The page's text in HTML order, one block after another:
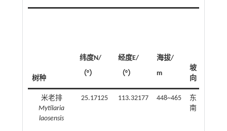
树种
纬度N/
（°）
经度E/
（°）
海拔/
m
坡
向
米老排
Mytilaria
laosensis
25.17125 113.32177 448~465
东
南